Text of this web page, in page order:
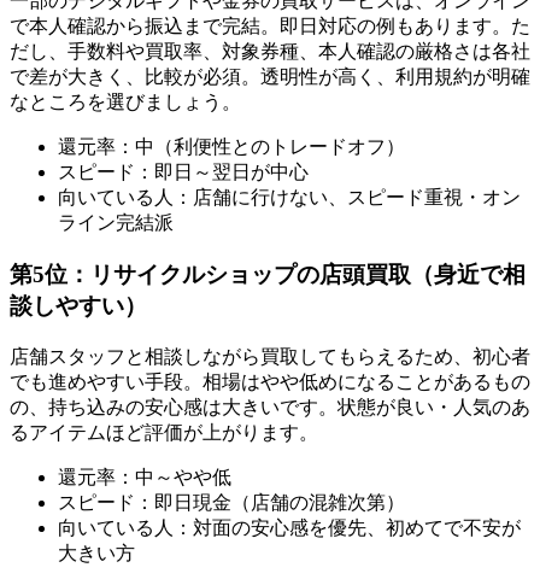
で本人確認から振込まで完結。即日対応の例もあります。た
だし、手数料や買取率、対象券種、本人確認の厳格さは各社
で差が大きく、比較が必須。透明性が高く、利用規約が明確
なところを選びましょう。
還元率：中（利便性とのトレードオフ）
スピード：即日～翌日が中心
向いている人：店舗に行けない、スピード重視・オン
ライン完結派
第5位：リサイクルショップの店頭買取（身近で相
談しやすい）
店舗スタッフと相談しながら買取してもらえるため、初心者
でも進めやすい手段。相場はやや低めになることがあるもの
の、持ち込みの安心感は大きいです。状態が良い・人気のあ
るアイテムほど評価が上がります。
還元率：中～やや低
スピード：即日現金（店舗の混雑次第）
向いている人：対面の安心感を優先、初めてで不安が
大きい方